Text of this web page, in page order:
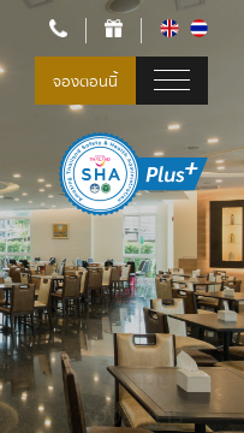
จองตอนนี้
สระว่ายน้ำ
สิ่งอำนวยความสะดวกและบริการ
ห้องอาหาร
สิ่งอำนวยความสะดวกและบริการ